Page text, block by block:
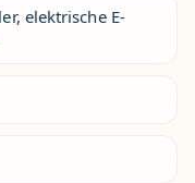
elektrische E-